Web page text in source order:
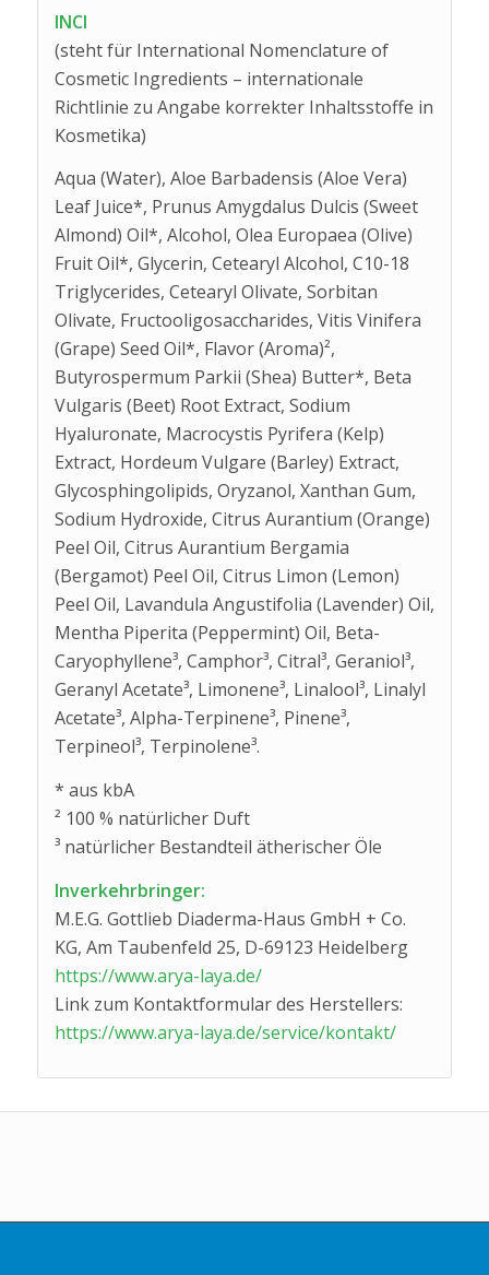
INCI
(steht für International Nomenclature of
Cosmetic Ingredients – internationale
Richtlinie zu Angabe korrekter Inhaltsstoffe in
Kosmetika)
Aqua (Water), Aloe Barbadensis (Aloe Vera)
Leaf Juice*, Prunus Amygdalus Dulcis (Sweet
Almond) Oil*, Alcohol, Olea Europaea (Olive)
Fruit Oil*, Glycerin, Cetearyl Alcohol, C10-18
Triglycerides, Cetearyl Olivate, Sorbitan
Olivate, Fructooligosaccharides, Vitis Vinifera
(Grape) Seed Oil*, Flavor (Aroma)²,
Butyrospermum Parkii (Shea) Butter*, Beta
Vulgaris (Beet) Root Extract, Sodium
Hyaluronate, Macrocystis Pyrifera (Kelp)
Extract, Hordeum Vulgare (Barley) Extract,
Glycosphingolipids, Oryzanol, Xanthan Gum,
Sodium Hydroxide, Citrus Aurantium (Orange)
Peel Oil, Citrus Aurantium Bergamia
(Bergamot) Peel Oil, Citrus Limon (Lemon)
Peel Oil, Lavandula Angustifolia (Lavender) Oil,
Mentha Piperita (Peppermint) Oil, Beta-
Caryophyllene³, Camphor³, Citral³, Geraniol³,
Geranyl Acetate³, Limonene³, Linalool³, Linalyl
Acetate³, Alpha-Terpinene³, Pinene³,
Terpineol³, Terpinolene³.
* aus kbA
² 100 % natürlicher Duft
³ natürlicher Bestandteil ätherischer Öle
Inverkehrbringer:
M.E.G. Gottlieb Diaderma-Haus GmbH + Co.
KG, Am Taubenfeld 25, D-69123 Heidelberg
https://www.arya-laya.de/
Link zum Kontaktformular des Herstellers:
https://www.arya-laya.de/service/kontakt/